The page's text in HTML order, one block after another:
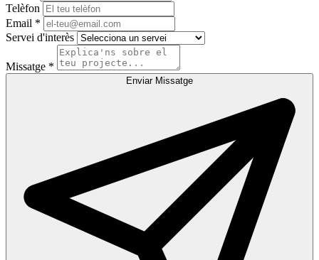
Telèfon
Email *
Servei d'interès
Missatge *
Enviar Missatge